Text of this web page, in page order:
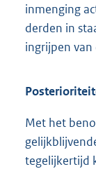
inmenging
derden in
ingrijpen van
Met het
tegelijkertijd